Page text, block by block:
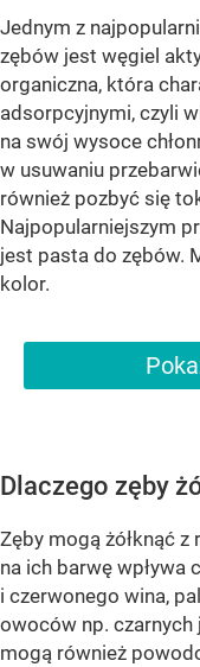
Jednym z
zębów jest węgiel
organiczna, która
adsorpcyjnymi, czyli
na swój wysoce
w usuwaniu
również pozbyć się
Najpopularniejszym
jest pasta do zębów.
kolor.
Dlaczego zęby
Zęby mogą żółknąć
na ich barwę wpływa
i czerwonego wina,
owoców np. czarnych
mogą również